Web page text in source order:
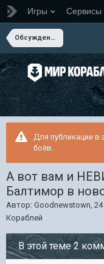
Игры Сервисы
Обсуждение Мира Кораблей
Для публикации в
боёв.
А вот вам и
Балтимор в
Автор: Goodnewstown,
Кораблей
В этой теме 2